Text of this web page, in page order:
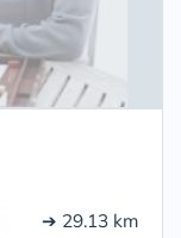
➔ 29.13 km